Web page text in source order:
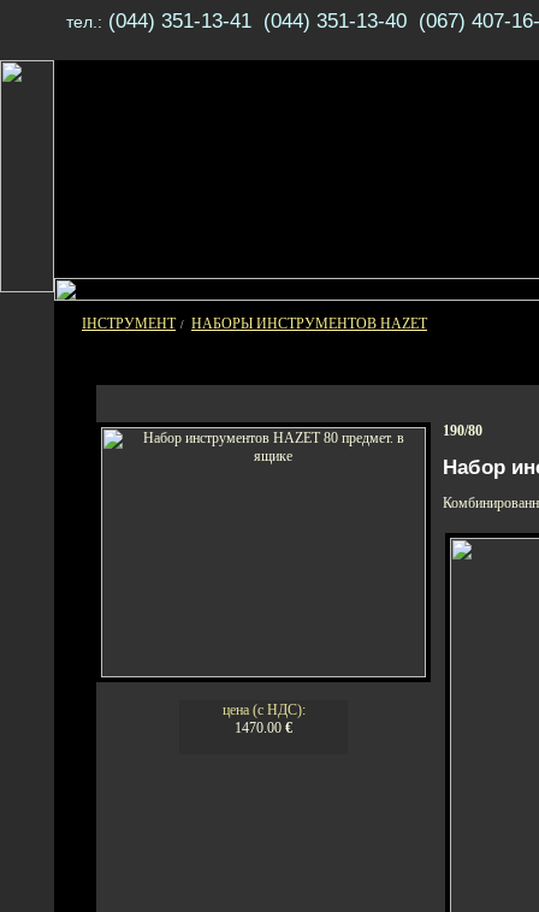
тел.: (044) 351-13-41 (044) 351-13-40 (067) 407-
ІНСТРУМЕНТ / НАБОРЫ ИНСТРУМЕНТОВ HAZET
цена (с НДС):
1470.00 €
190/80
Набор